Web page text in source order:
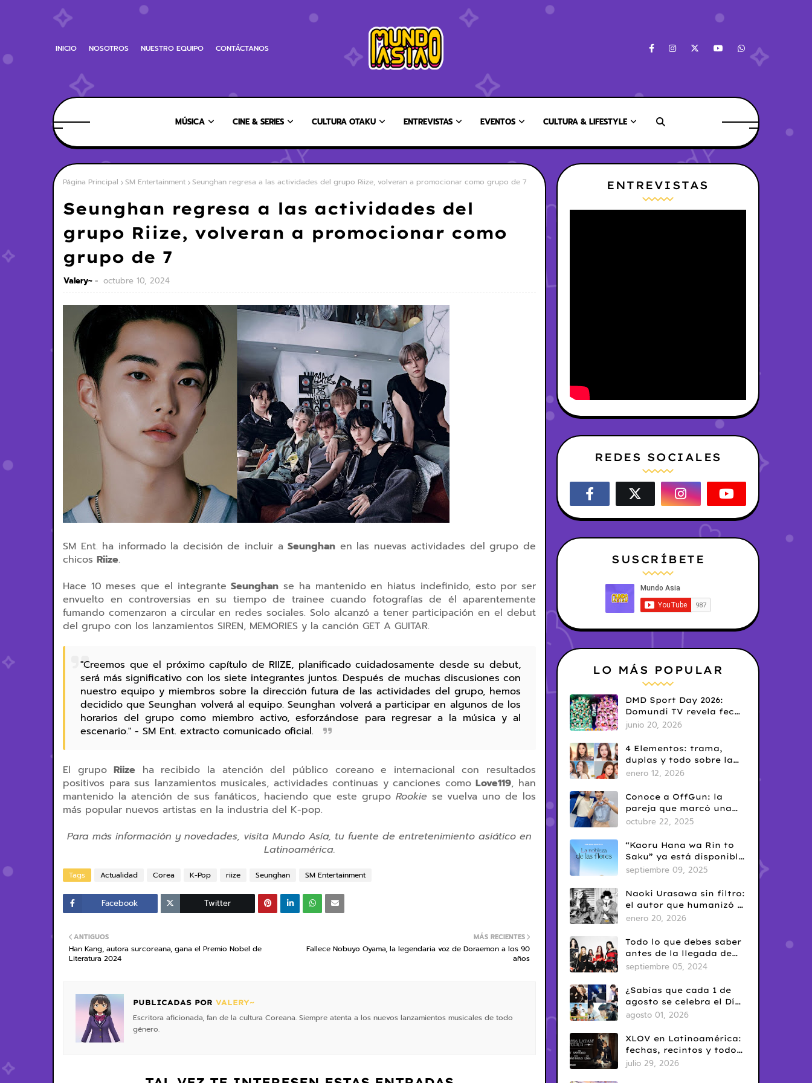
INICIO NOSOTROS NUESTRO EQUIPO CONTÁCTANOS
MÚSICA CINE & SERIES CULTURA OTAKU ENTREVISTAS EVENTOS CULTURA & LIFESTYLE
Página Principal SM Entertainment Seunghan regresa a las actividades del grupo Riize, volveran a promocionar como grupo de 7
Seunghan regresa a las actividades del
grupo Riize, volveran a promocionar como
grupo de 7
Valery~ octubre 10, 2024
SM Ent. ha informado la decisión de incluir aSeunghan en las nuevas actividades del grupo de
chicos Riize.
Hace 10 meses que el integranteSeunghan se ha mantenido en hiatus indefinido, esto por ser
envuelto en controversias en su tiempo de trainee cuando fotografías de él aparentemente
fumando comenzaron a circular en redes sociales. Solo alcanzó a tener participación en el debut
del grupo con los lanzamientos SIREN, MEMORIES y la canción GET A GUITAR.
"Creemos que el próximo capítulo de RIIZE, planificado cuidadosamente desde su debut,
será más significativo con los siete integrantes juntos. Después de muchas discusiones con
nuestro equipo y miembros sobre la dirección futura de las actividades del grupo, hemos
decidido que Seunghan volverá al equipo. Seunghan volverá a participar en algunos de los
horarios del grupo como miembro activo, esforzándose para regresar a la música y al
escenario." - SM Ent. extracto comunicado oficial.
El grupoRiize ha recibido la atención del público coreano e internacional con resultados
positivos para sus lanzamientos musicales, actividades continuas y canciones comoLove119, han
mantenido la atención de sus fanáticos, haciendo que este grupo Rookie se vuelva uno de los
más popular nuevos artistas en la industria del K-pop.
Para más información y novedades, visita Mundo Asía, tu fuente de entretenimiento asiático en
Latinoamérica.
Tags Actualidad Corea K-Pop riize Seunghan SM Entertainment
Facebook Twitter
MÁS RECIENTES
Fallece Nobuyo Oyama, la legendaria voz de Doraemon a los 90
años
ANTIGUOS
Han Kang, autora surcoreana, gana el Premio Nobel de
Literatura 2024
PUBLICADAS POR VALERY~
Escritora aficionada, fan de la cultura Coreana. Siempre atenta a los nuevos lanzamientos musicales de todo
género.
ENTREVISTAS
REDES SOCIALES
SUSCRÍBETE
LO MÁS POPULAR
DMD Sport Day 2026:
Domundi TV revela fecha
y temática
junio 20, 2026
4 Elementos: trama,
duplas y todo sobre la
saga GL antes de su
enero 12, 2026
Conoce a OffGun: la
pareja que marcó una
era en el BL tailandés
octubre 22, 2025
“Kaoru Hana wa Rin to
Saku” ya está disponible
en Netflix: romance
clásico
septiembre 09, 2025
Naoki Urasawa sin filtro:
el autor que humanizó el
mal
enero 20, 2026
Todo lo que debes saber
antes de la llegada de
ARTMS a Latinoamérica
septiembre 05, 2024
¿Sabías que cada 1 de
agosto se celebra el Día
del Yaoi? Así nació una
conocidas del fandom
BL
agosto 01, 2026
XLOV en Latinoamérica:
fechas, recintos y todo
sobre la venta de
julio 29, 2026